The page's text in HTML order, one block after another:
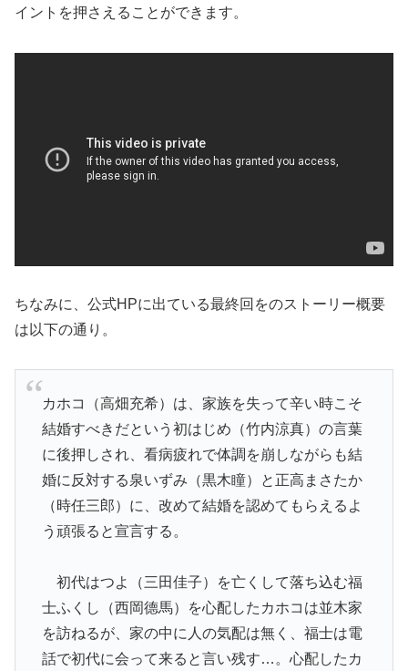
イントを押さえることができます。
ちなみに、公式HPに出ている最終回をのストーリー概要
は以下の通り。
カホコ（高畑充希）は、家族を失って辛い時こそ
結婚すべきだという初はじめ（竹内涼真）の言葉
に後押しされ、看病疲れで体調を崩しながらも結
婚に反対する泉いずみ（黒木瞳）と正高まさたか
（時任三郎）に、改めて結婚を認めてもらえるよ
う頑張ると宣言する。
初代はつよ（三田佳子）を亡くして落ち込む福
士ふくし（西岡德馬）を心配したカホコは並木家
を訪ねるが、家の中に人の気配は無く、福士は電
話で初代に会って来ると言い残す…。心配したカ